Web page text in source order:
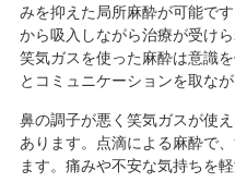
みを抑えた局所麻酔が可能で
から吸入しながら治療が受け
笑気ガスを使った麻酔は意識
とコミュニケーションを取な
鼻の調子が悪く笑気ガスが使
あります。点滴による麻酔で
ます。痛みや不安な気持ちを